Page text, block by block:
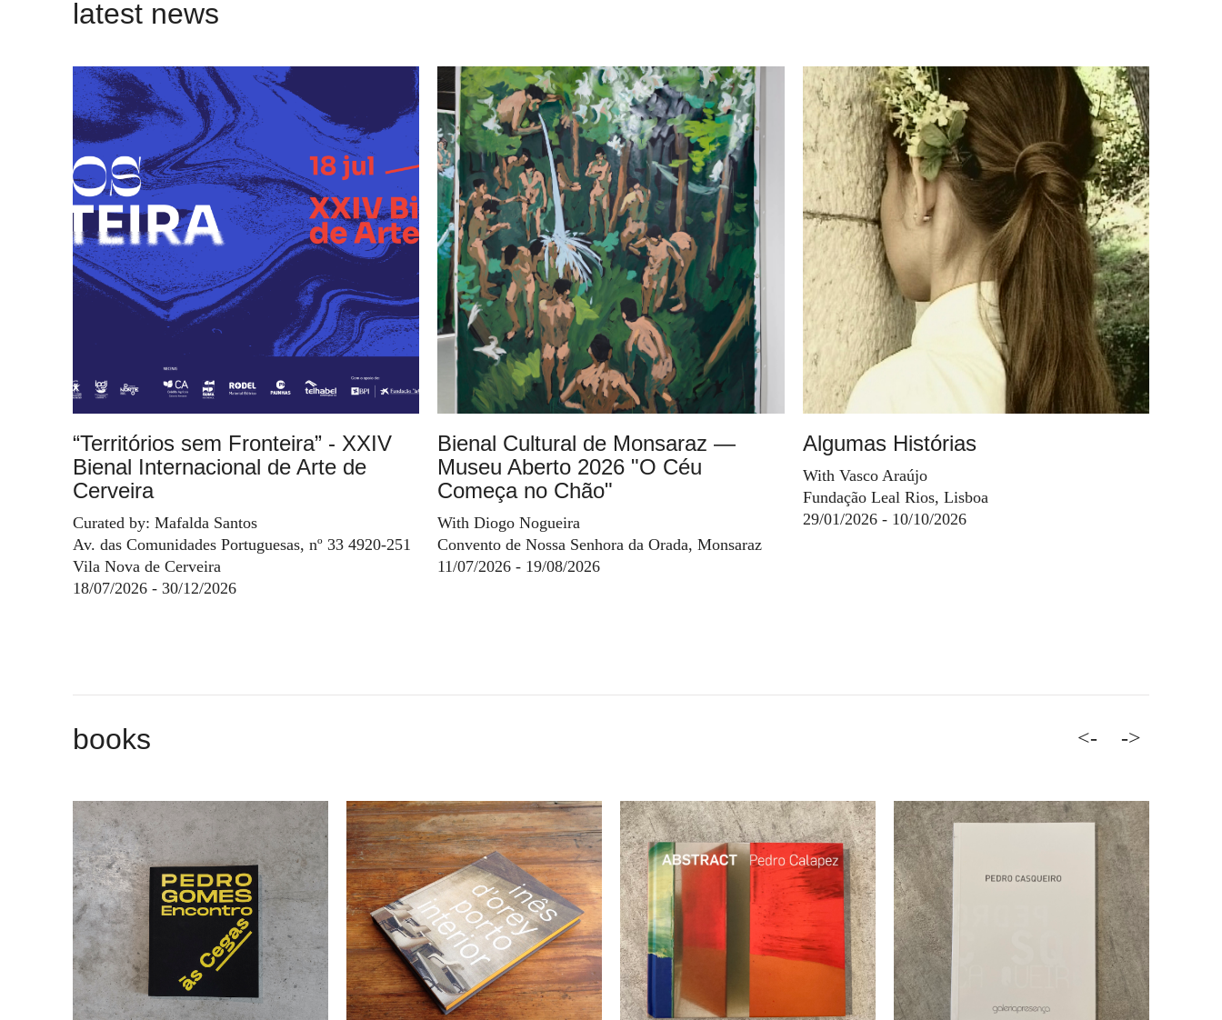
latest news
“Territórios sem Fronteira” - XXIV
Bienal Internacional de Arte de
Cerveira
Curated by: Mafalda Santos
Av. das Comunidades Portuguesas, nº 33 4920-251
Vila Nova de Cerveira
18/07/2026 - 30/12/2026
Bienal Cultural de Monsaraz —
Museu Aberto 2026 "O Céu
Começa no Chão"
With Diogo Nogueira
Convento de Nossa Senhora da Orada, Monsaraz
11/07/2026 - 19/08/2026
Algumas Histórias
With Vasco Araújo
Fundação Leal Rios, Lisboa
29/01/2026 - 10/10/2026
books <- ->